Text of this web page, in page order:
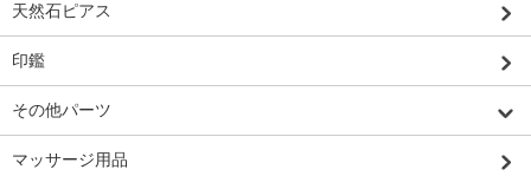
天然石ピアス
印鑑
その他パーツ
マッサージ用品